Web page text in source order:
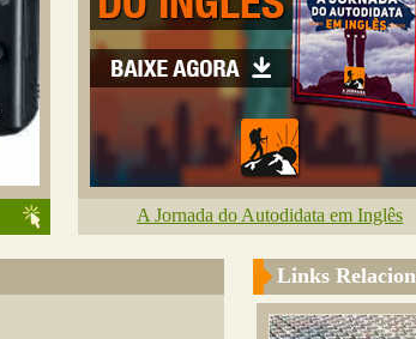
A Jornada do Autodidata em Inglês
Links